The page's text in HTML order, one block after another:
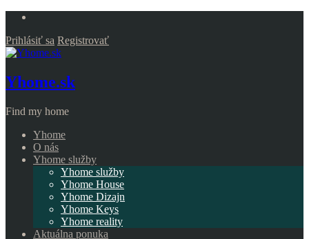
Prihlásiť sa Registrovať
Yhome.sk
Find my home
Yhome
O nás
Yhome služby
Yhome služby
Yhome House
Yhome Dizajn
Yhome Keys
Yhome reality
Aktuálna ponuka